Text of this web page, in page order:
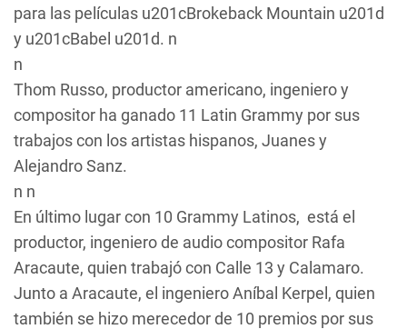
para las películas u201cBrokeback Mountain u201d
y u201cBabel u201d. n
n
Thom Russo, productor americano, ingeniero y
compositor ha ganado 11 Latin Grammy por sus
trabajos con los artistas hispanos, Juanes y
Alejandro Sanz.
n n
En último lugar con 10 Grammy Latinos, está el
productor, ingeniero de audio compositor Rafa
Aracaute, quien trabajó con Calle 13 y Calamaro.
Junto a Aracaute, el ingeniero Aníbal Kerpel, quien
también se hizo merecedor de 10 premios por sus